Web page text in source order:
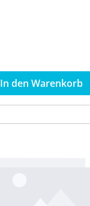
In den Warenkorb